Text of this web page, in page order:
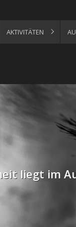
AKTIVITÄTEN
liegt im